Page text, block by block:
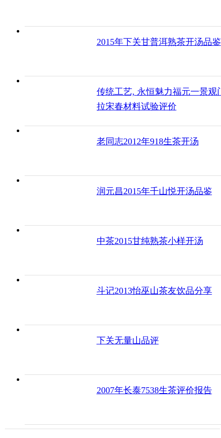
2015年下关甘普洱熟茶开汤品鉴
传统工艺, 永恒魅力福元一景观
拉宋春材料试验评价
老同志2012年918生茶开汤
润元昌2015年千山悦开汤品鉴
中茶2015甘纯熟茶小样开汤
斗记2013怡巫山茶友饮品分享
下关无量山品评
2007年长泰7538生茶评价报告